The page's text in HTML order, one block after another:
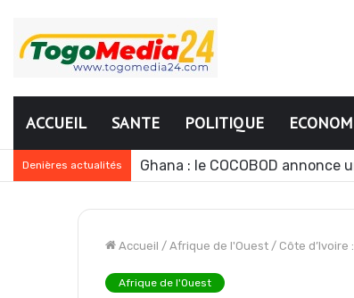
ACCUEIL SANTE POLITIQUE
Denières actualités Ghana : le COCOBOD
Accueil / Afrique de l'Ouest / Côte
Afrique de l'Ouest